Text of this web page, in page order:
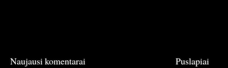
Naujausi komentarai Puslapiai